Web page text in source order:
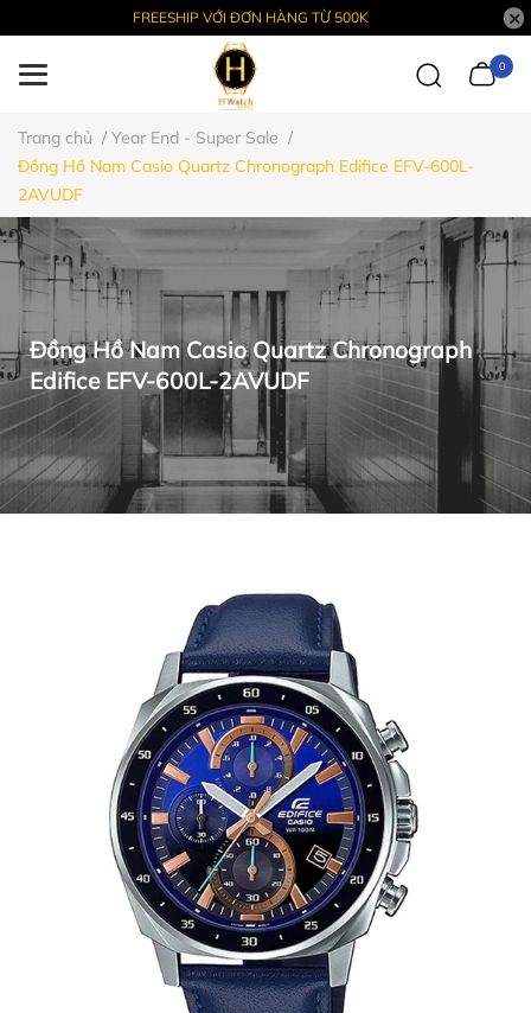
FREESHIP VỚI ĐƠN HÀNG TỪ 500K
0
Trang chủ / Year End - Super Sale /
Đồng Hồ Nam Casio Quartz Chronograph Edifice EFV-600L-
2AVUDF
Đồng Hồ Nam Casio Quartz Chronograph
Edifice EFV-600L-2AVUDF